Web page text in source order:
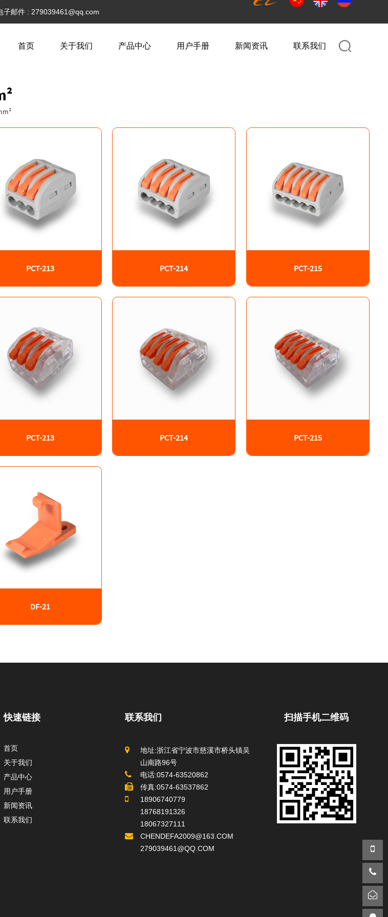
子邮件 : 279039461@qq.com
首页 关于我们 产品中心 用户手册 新闻资讯 联系我们
PCT-213 PCT-214 PCT-215
PCT-213 PCT-214 PCT-215
DF-21
快速链接
首页
关于我们
产品中心
用户手册
新闻资讯
联系我们
联系我们
地址:浙江省宁波市慈溪市桥头镇吴
山南路96号
电话:0574-63520862
传真:0574-63537862
18906740779
18768191326
18067327111
CHENDEFA2009@163.COM
279039461@QQ.COM
扫描手机二维码